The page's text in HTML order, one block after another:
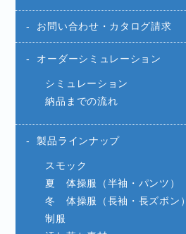
お問い合わせ・カタログ請求
オーダーシミュレーション
シミュレーション
納品までの流れ
製品ラインナップ
スモック
夏 体操服（半袖・パンツ）
冬 体操服（長袖・長ズボン）
制服